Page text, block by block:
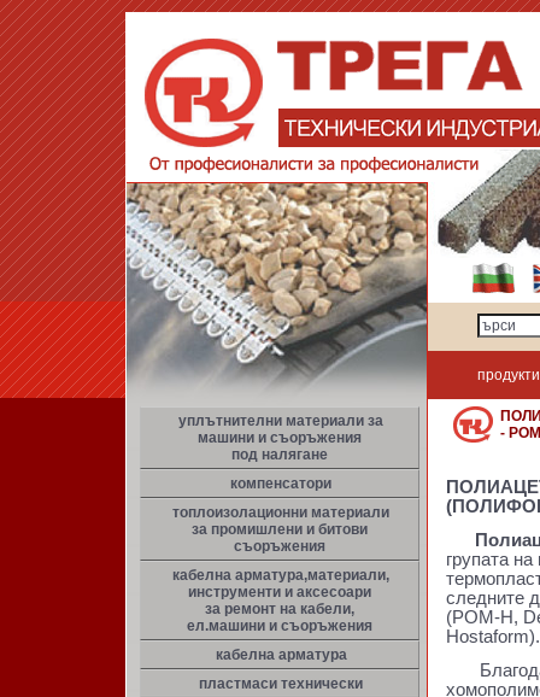
продукти
уплътнителни материали за
машини и съоръжения
под налягане
компенсатори
топлоизолационни материали
за промишлени и битови
съоръжения
кабелна арматура,материали,
инструменти и аксесоари
за ремонт на кабели,
ел.машини и съоръжения
кабелна арматура
пластмаси технически
-
групата
следните
(POM-H,
Hostaform).